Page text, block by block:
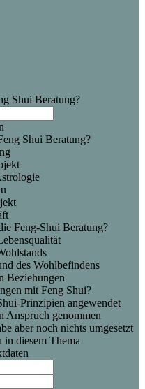
Shui Beratung?
Shui Beratung?
Feng-Shui Beratung?
des Wohlbefindens
Beziehungen
mit Feng Shui?
Prinzipien angewendet
Anspruch genommen
aber noch nichts umgesetzt
diesem Thema